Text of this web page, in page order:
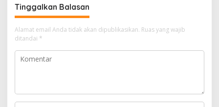
Tinggalkan Balasan
Alamat email Anda tidak akan dipublikasikan. Ruas yang wajib
ditandai *